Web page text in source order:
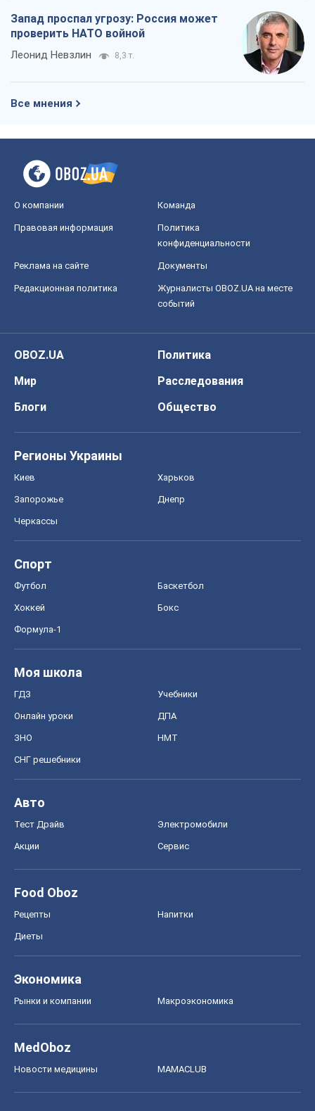
Запад проспал угрозу: Россия может
проверить НАТО войной
Леонид Невзлин 8,3 т.
Все мнения
О компании Команда
Правовая информация
Политика
конфиденциальности
Реклама на сайте Документы
Редакционная политика
Журналисты OBOZ.UA на месте
событий
OBOZ.UA
Политика
Мир
Расследования
Блоги
Общество
Регионы Украины
Киев Харьков
Запорожье Днепр
Черкассы
Спорт
Футбол Баскетбол
Хоккей Бокс
Формула-1
Моя школа
ГДЗ Учебники
Онлайн уроки ДПА
ЗНО НМТ
СНГ решебники
Авто
Тест Драйв Электромобили
Акции Сервис
Food Oboz
Рецепты Напитки
Диеты
Экономика
Рынки и компании Mакроэкономика
MedOboz
Новости медицины MAMACLUB